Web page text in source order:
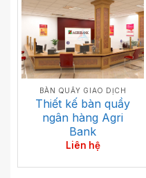
BÀN QUẦY GIAO DỊCH
Thiết kế bàn quầy
ngân hàng Agri
Bank
Liên hệ